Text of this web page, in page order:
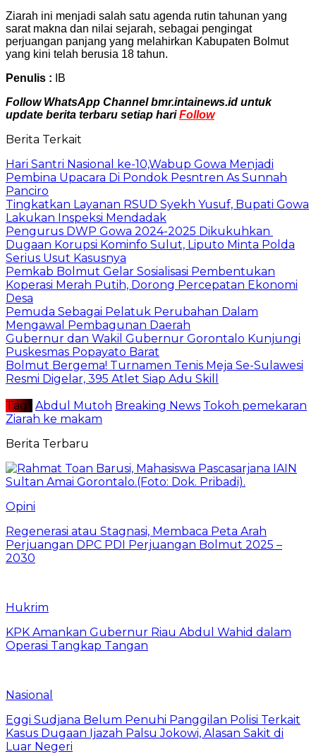
Ziarah ini menjadi salah satu agenda rutin tahunan yang
sarat makna dan nilai sejarah, sebagai pengingat
perjuangan panjang yang melahirkan Kabupaten Bolmut
yang kini telah berusia 18 tahun.
Penulis :
IB
Follow WhatsApp Channel bmr.intainews.id untuk
update berita terbaru setiap hariFollow
Berita Terkait
Hari Santri Nasional ke-10,Wabup Gowa Menjadi
Pembina Upacara Di Pondok Pesntren As Sunnah
Panciro
Tingkatkan Layanan RSUD Syekh Yusuf, Bupati Gowa
Lakukan Inspeksi Mendadak
Pengurus DWP Gowa 2024-2025 Dikukuhkan
Dugaan Korupsi Kominfo Sulut, Liputo Minta Polda
Serius Usut Kasusnya
Pemkab Bolmut Gelar Sosialisasi Pembentukan
Koperasi Merah Putih, Dorong Percepatan Ekonomi
Desa
Pemuda Sebagai Pelatuk Perubahan Dalam
Mengawal Pembagunan Daerah
Gubernur dan Wakil Gubernur Gorontalo Kunjungi
Puskesmas Popayato Barat
Bolmut Bergema! Turnamen Tenis Meja Se-Sulawesi
Resmi Digelar, 395 Atlet Siap Adu Skill
Tag :
Abdul Mutoh Breaking News Tokoh pemekaran
Ziarah ke makam
Berita Terbaru
Opini
Regenerasi atau Stagnasi, Membaca Peta Arah
Perjuangan DPC PDI Perjuangan Bolmut 2025 –
2030
Hukrim
KPK Amankan Gubernur Riau Abdul Wahid dalam
Operasi Tangkap Tangan
Nasional
Eggi Sudjana Belum Penuhi Panggilan Polisi Terkait
Kasus Dugaan Ijazah Palsu Jokowi, Alasan Sakit di
Luar Negeri